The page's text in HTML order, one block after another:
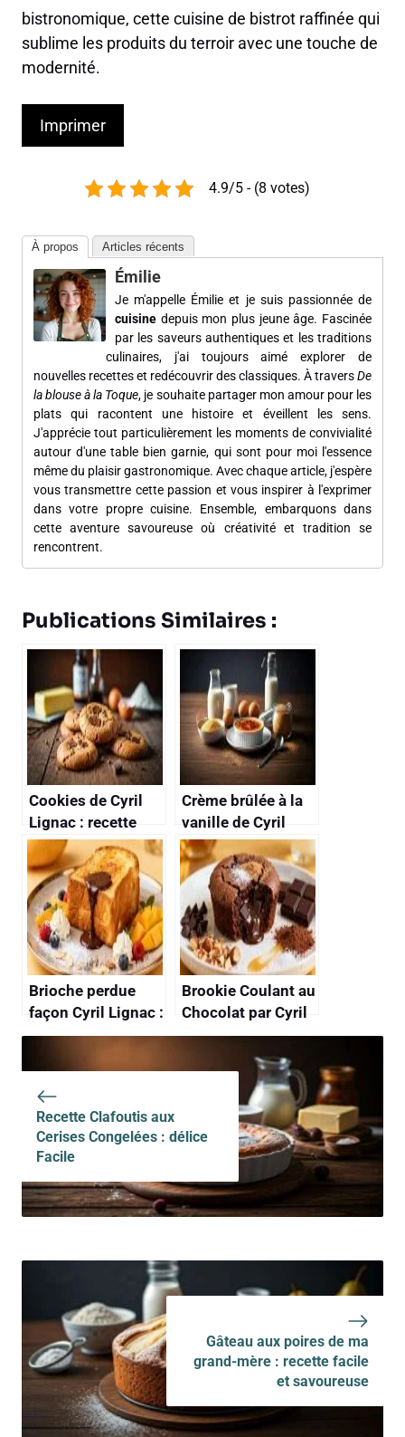
bistronomique, cette cuisine de bistrot raffinée qui
sublime les produits du terroir avec une touche de
modernité.
Imprimer
4.9/5 - (8 votes)
À propos Articles récents
Émilie
Je m'appelle Émilie et je suis passionnée de
cuisine depuis mon plus jeune âge. Fascinée
par les saveurs authentiques et les traditions
culinaires, j'ai toujours aimé explorer de
nouvelles recettes et redécouvrir des classiques. À traversDe
la blouse à la Toque, je souhaite partager mon amour pour les
plats qui racontent une histoire et éveillent les sens.
J'apprécie tout particulièrement les moments de convivialité
autour d'une table bien garnie, qui sont pour moi l'essence
même du plaisir gastronomique. Avec chaque article, j'espère
vous transmettre cette passion et vous inspirer à l'exprimer
dans votre propre cuisine. Ensemble, embarquons dans
cette aventure savoureuse où créativité et tradition se
rencontrent.
Publications Similaires :
Cookies de Cyril
Lignac : recette
Gourmande et
Facile
Crème brûlée à la
vanille de Cyril
Lignac : recette
gourmande
Brioche perdue
façon Cyril Lignac :
recette facile et
Brookie Coulant au
Chocolat par Cyril
Lignac : recette
Gourmande
Recette Clafoutis aux
Cerises Congelées : délice
Facile
Gâteau aux poires de ma
grand-mère : recette facile
et savoureuse